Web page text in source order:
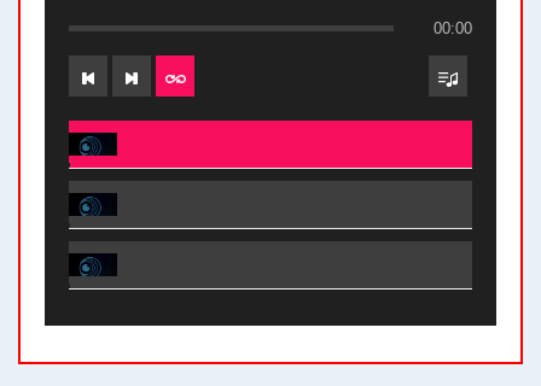
00:00
El Bucle News en Radio Gráfica. Bloque 2 . 28.04.24 - Jorge Gres
El Bucle News en Radio Gráfica. Bloque 1 . 28.04.24 - Jorge Gres
El Bucle News en Radio Gráfica. Bloque 2 . 21.04.24 - Jorge Gres